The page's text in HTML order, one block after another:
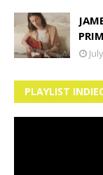
PLAYLIST